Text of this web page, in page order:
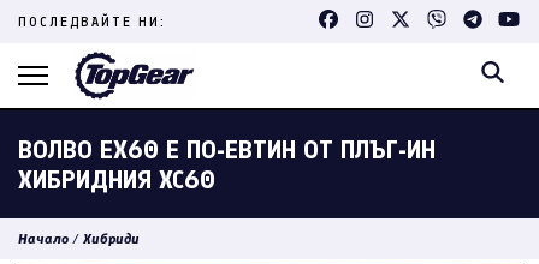
Skip
content
ПОСЛЕДВАЙТЕ НИ:
ВОЛВО EX60 Е ПО-ЕВТИН ОТ ПЛЪГ-ИН
ХИБРИДНИЯ XC60
Начало / Хибриди